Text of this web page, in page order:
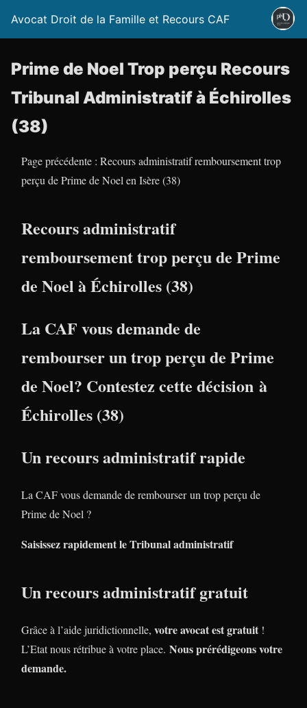
Avocat Droit de la Famille et Recours CAF
Prime de Noel Trop perçu Recours
Tribunal Administratif à Échirolles
(38)
Page précédente : Recours administratif remboursement trop
perçu de Prime de Noel en Isère (38)
Recours administratif
remboursement trop perçu de Prime
de Noel à Échirolles (38)
La CAF vous demande de
rembourser un trop perçu de Prime
de Noel? Contestez cette décision à
Échirolles (38)
Un recours administratif rapide
La CAF vous demande de rembourser un trop perçu de
Prime de Noel ?
Saisissez rapidement le Tribunal administratif
Un recours administratif gratuit
Grâce à l’aide juridictionnelle, votre avocat est gratuit !
L’Etat nous rétribue à votre place. Nous prérédigeons votre
demande.